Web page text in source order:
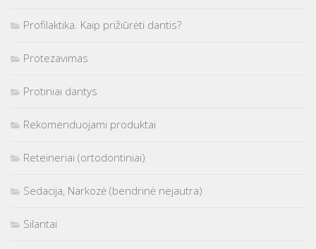
Profilaktika. Kaip prižiūrėti dantis?
Protezavimas
Protiniai dantys
Rekomenduojami produktai
Reteineriai (ortodontiniai)
Sedacija, Narkozė (bendrinė nejautra)
Silantai